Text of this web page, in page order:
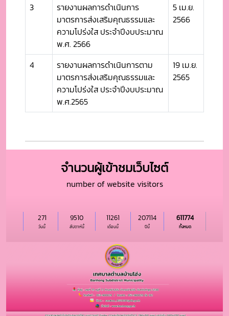
3
รายงานผลการดำเนินการ
มาตรการส่งเสริมคุณธรรมและ
ความโปร่งใส ประจำปีงบประมาณ
พ.ศ. 2566
5 เม.ย.
2566
4
รายงานผลการดำเนินการตาม
มาตรการส่งเสริมคุณธรรมและ
ความโปร่งใส ประจำปีงบประมาณ
พ.ศ.2565
19 เม.ย.
2565
จำนวนผู้เข้าชมเว็บไซต์
number of website visitors
วันนี้
271
สัปดาห์นี้
9510
เดือนนี้
11261
ปีนี้
207114
ทั้งหมด
611774